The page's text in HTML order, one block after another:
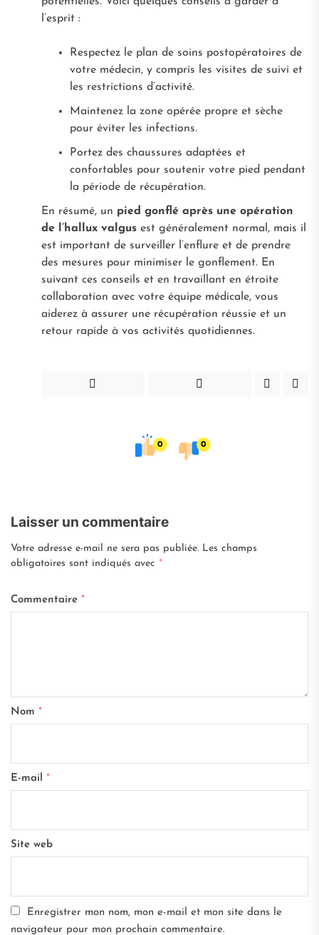
l’esprit :
Respectez le plan de soins postopératoires de
votre médecin, y compris les visites de suivi et
les restrictions d’activité.
Maintenez la zone opérée propre et sèche
pour éviter les infections.
Portez des chaussures adaptées et
confortables pour soutenir votre pied pendant
la période de récupération.
En résumé, un pied gonflé après une opération
de l’hallux valgusest généralement normal, mais il
est important de surveiller l’enflure et de prendre
des mesures pour minimiser le gonflement. En
suivant ces conseils et en travaillant en étroite
collaboration avec votre équipe médicale, vous
aiderez à assurer une récupération réussie et un
retour rapide à vos activités quotidiennes.
0 0
Laisser un commentaire
Votre adresse e-mail ne sera pas publiée. Les champs
obligatoires sont indiqués avec *
Commentaire *
Nom *
E-mail *
Site web
Enregistrer mon nom, mon e-mail et mon site dans le
navigateur pour mon prochain commentaire.